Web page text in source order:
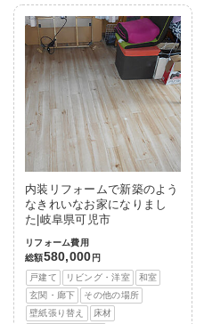
内装リフォームで新築のよう
なきれいなお家になりまし
た|岐阜県可児市
リフォーム費用
総額580,000 円
戸建て
リビング・洋室
和室
玄関・廊下
その他の場所
壁紙張り替え
床材